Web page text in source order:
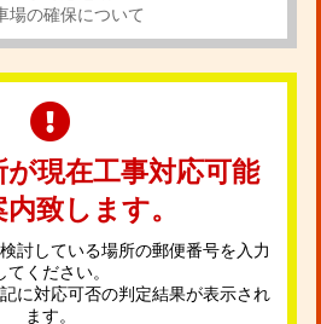
現在工事対応可能
致します。
討している場所の郵便番号を入力
てください。
に対応可否の判定結果が表示され
ます。